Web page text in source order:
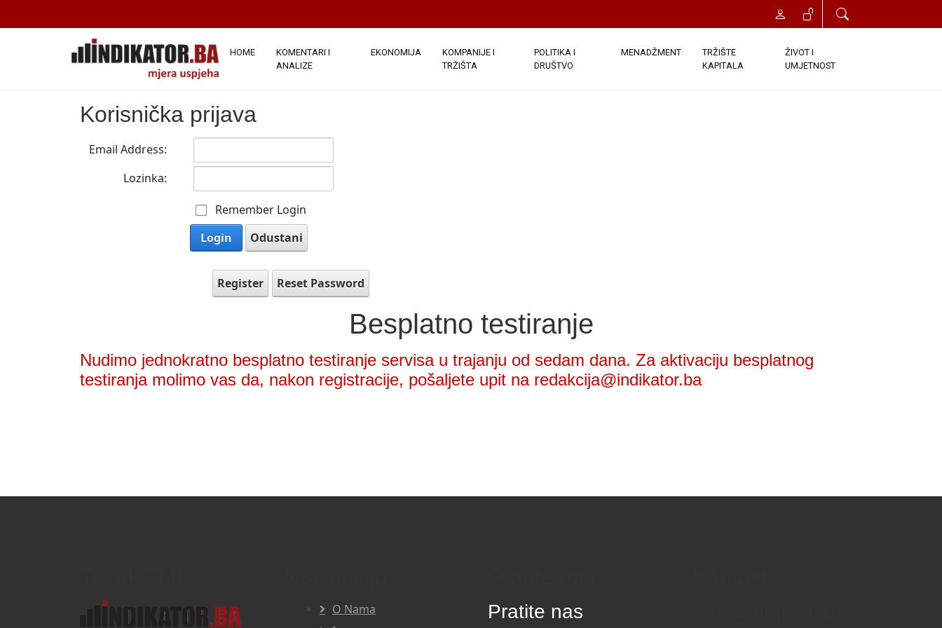
HOME
KOMENTARI I
ANALIZE
EKONOMIJA
KOMPANIJE I
TRŽIŠTA
POLITIKA I
DRUŠTVO
MENADŽMENT
TRŽIŠTE
KAPITALA
ŽIVOT I
UMJETNOST
Korisnička prijava
Email Address:
Lozinka:
Remember Login
Login
Odustani
Register Reset Password
Besplatno testiranje
Nudimo jednokratno besplatno testiranje servisa u trajanju od sedam dana. Za aktivaciju besplatnog
testiranja molimo vas da, nakon registracije, pošaljete upit na redakcija@indikator.ba
O Nama
Pratite nas